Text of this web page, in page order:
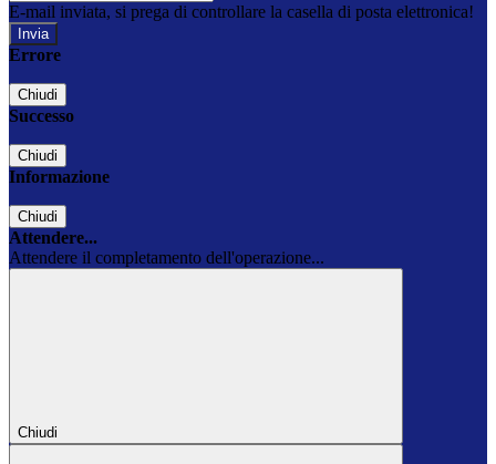
E-mail inviata, si prega di controllare la casella di posta elettronica!
Errore
Chiudi
Successo
Chiudi
Informazione
Chiudi
Attendere...
Attendere il completamento dell'operazione...
Chiudi